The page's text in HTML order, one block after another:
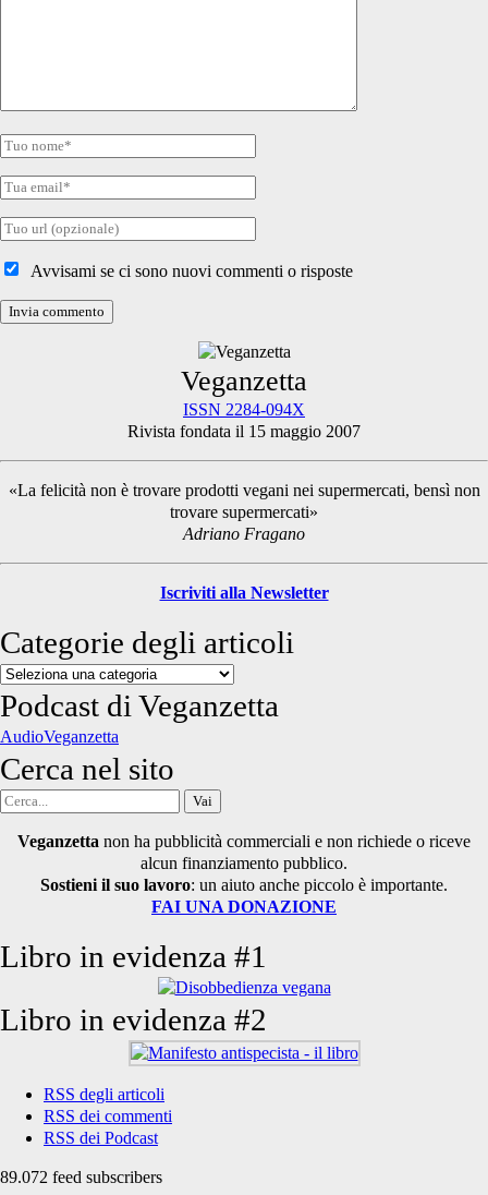
Tuo
Tua
Tuo
internetAvvisami se ci sono nuovi commenti o risposte
Sidebar
Veganzetta
ISSN 2284-094X
Rivista fondata il 15 maggio 2007
«La felicità non è trovare prodotti vegani nei supermercati, bensì non
trovare supermercati»
Adriano Fragano
Iscriviti alla Newsletter
Categorie degli articoli
Categorie
degli
articoli
Podcast di Veganzetta
AudioVeganzetta
Cerca nel sito
Cerca
Veganzetta non ha pubblicità commerciali e non richiede o riceve
alcun finanziamento pubblico.
Sostieni il suo lavoro: un aiuto anche piccolo è importante.
FAI UNA DONAZIONE
Libro in evidenza #1
Libro in evidenza #2
RSS degli articoli
RSS dei commenti
RSS dei Podcast
89.072 feed subscribers